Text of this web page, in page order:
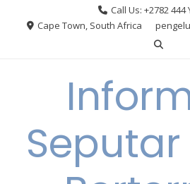
Call Us: +2782 444
Cape Town, South Africa